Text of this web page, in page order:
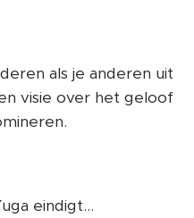
als je anderen uit
visie over het geloof
eindigt...